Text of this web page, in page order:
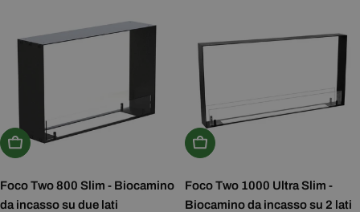
Scegli Le Opzioni
Foco Two 800 Slim - Biocamino
da incasso su due lati
Aggiungi Al Carrello
Foco Two 1000 Ultra Slim -
Biocamino da incasso su 2 lati